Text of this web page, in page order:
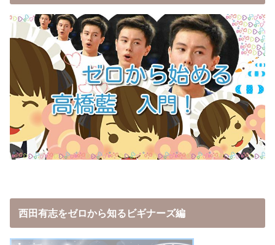
西田有志をゼロから知るビギナーズ編